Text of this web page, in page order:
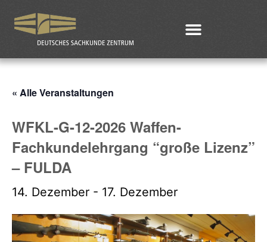
« Alle Veranstaltungen
WFKL-G-12-2026 Waffen-
Fachkundelehrgang “große Lizenz”
– FULDA
14. Dezember - 17. Dezember